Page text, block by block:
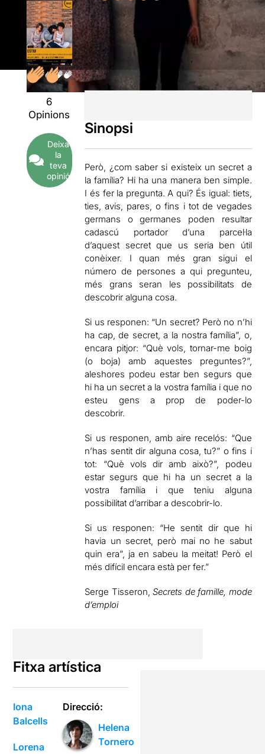
6
Opinions
Deixa
la
teva
opinió
Sinopsi
Però, ¿com saber si existeix un secret a
la família? Hi ha una manera ben simple.
I és fer la pregunta. A qui? És igual: tiets,
ties, avis, pares, o fins i tot de vegades
germans o germanes poden resultar
cadascú portador d’una parcel·la
d’aquest secret que us seria ben útil
conèixer. I quan més gran sigui el
número de persones a qui pregunteu,
més grans seran les possibilitats de
descobrir alguna cosa.
Si us responen: “Un secret? Però no n’hi
ha cap, de secret, a la nostra família”, o,
encara pitjor: “Què vols, tornar-me boig
(o boja) amb aquestes preguntes?”,
aleshores podeu estar ben segurs que
hi ha un secret a la vostra família i que no
esteu gens a prop de poder-lo
descobrir.
Si us responen, amb aire recelós: “Que
n’has sentit dir alguna cosa, tu?” o fins i
tot: “Què vols dir amb això?”, podeu
estar segurs que hi ha un secret a la
vostra família i que teniu alguna
possibilitat d’arribar a descobrir-lo.
Si us responen: “He sentit dir que hi
havia un secret, però mai no he sabut
quin era”, ja en sabeu la meitat! Però el
més difícil encara està per fer.”
Serge Tisseron,Secrets de famille, mode
d’emploi
Fitxa artística
Iona
Balcells
Lorena
Direcció:
Helena
Tornero